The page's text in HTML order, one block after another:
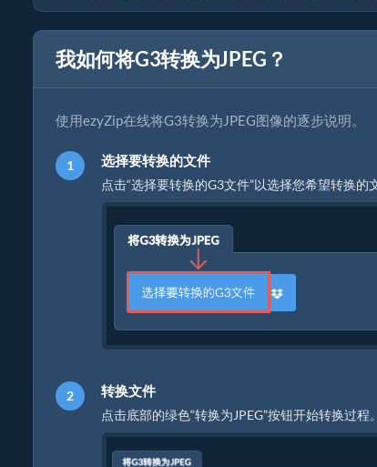
我如何将G3转换为JPEG？
使用ezyZip在线将G3转换为JPEG图像的逐步说明。
选择要转换的文件
点击“选择要转换的G3文件”以选择您希望转换的
转换文件
点击底部的绿色“转换为JPEG”按钮开始转换过程。